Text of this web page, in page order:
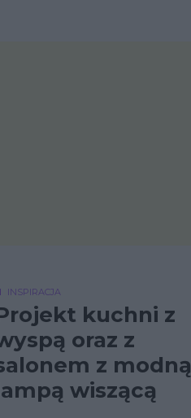
INSPIRACJA
kuchni z
oraz z
z modną
wiszącą